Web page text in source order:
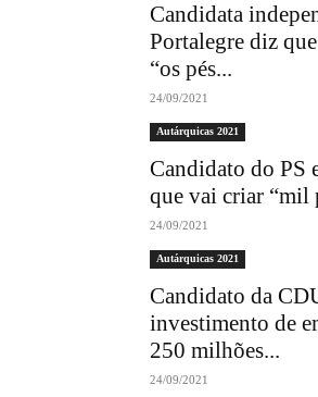
Candidata
Portalegre diz
“os pés...
24/09/2021
Autárquicas 2021
Candidato do PS
que vai criar “mil
24/09/2021
Autárquicas 2021
Candidato da
investimento de
250 milhões...
24/09/2021